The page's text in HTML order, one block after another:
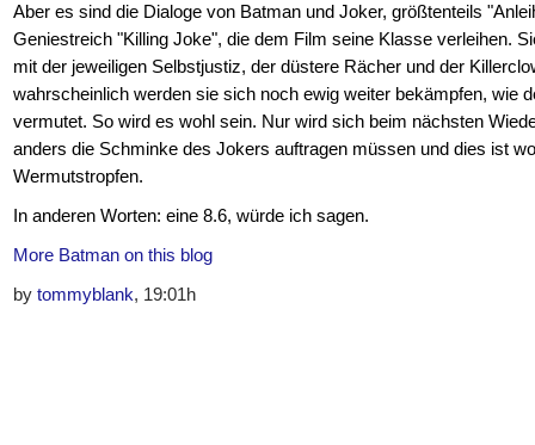
Aber es sind die Dialoge von Batman und Joker, größtenteils
Geniestreich "Killing Joke", die dem Film seine Klasse verleihen.
mit der jeweiligen Selbstjustiz, der düstere Rächer und der
wahrscheinlich werden sie sich noch ewig weiter bekämpfen, wie
vermutet. So wird es wohl sein. Nur wird sich beim nächsten
anders die Schminke des Jokers auftragen müssen und dies ist
Wermutstropfen.
In anderen Worten: eine 8.6, würde ich sagen.
More Batman on this blog
by tommyblank, 19:01h